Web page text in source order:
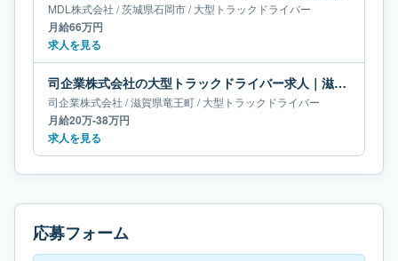
MDL株式会社 /茨城県石岡市/大型トラックドライバー
月給66万円
求人を見る
司企業株式会社の大型トラックドライバー求人｜滋賀県竜王町｜月給20万-38万円
司企業株式会社 /滋賀県竜王町/大型トラックドライバー
月給20万-38万円
求人を見る
応募フォーム